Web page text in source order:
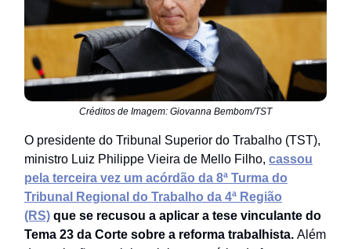
Créditos de Imagem: Giovanna Bembom/TST
O presidente do Tribunal Superior do Trabalho (TST),
ministro Luiz Philippe Vieira de Mello Filho, cassou
pela terceira vez um acórdão da 8ª Turma do
Tribunal Regional do Trabalho da 4ª Região
(RS) que se recusou a aplicar a tese vinculante do
Tema 23 da Corte sobre a reforma trabalhista. Além